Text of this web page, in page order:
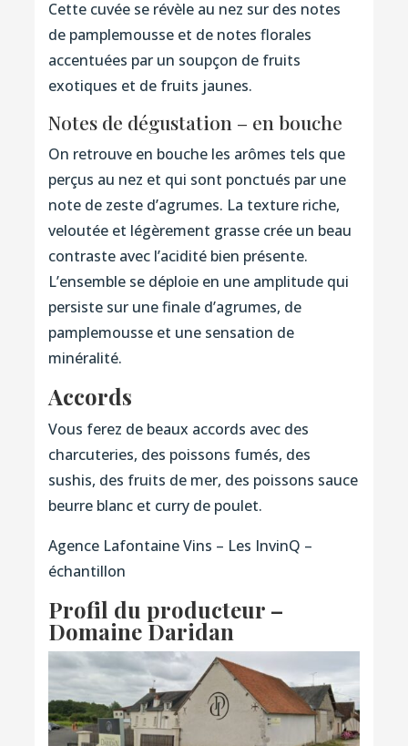
Cette cuvée se révèle au nez sur des notes
de pamplemousse et de notes florales
accentuées par un soupçon de fruits
exotiques et de fruits jaunes.
Notes de dégustation – en bouche
On retrouve en bouche les arômes tels que
perçus au nez et qui sont ponctués par une
note de zeste d’agrumes. La texture riche,
veloutée et légèrement grasse crée un beau
contraste avec l’acidité bien présente.
L’ensemble se déploie en une amplitude qui
persiste sur une finale d’agrumes, de
pamplemousse et une sensation de
minéralité.
Accords
Vous ferez de beaux accords avec des
charcuteries, des poissons fumés, des
sushis, des fruits de mer, des poissons sauce
beurre blanc et curry de poulet.
Agence Lafontaine Vins – Les InvinQ –
échantillon
Profil du producteur –
Domaine Daridan